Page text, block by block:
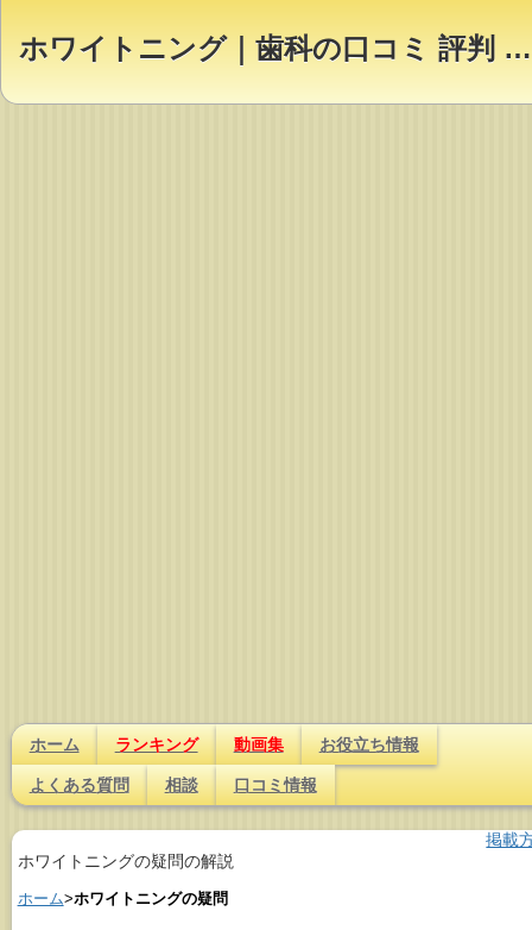
ホワイトニング｜歯科の口コミ 評判 ランキング【Dr.NAVI】
ホーム ランキング 動画集 お役立ち情報
よくある質問 相談 口コミ情報
掲載
ホワイトニングの疑問の解説
ホーム>ホワイトニングの疑問